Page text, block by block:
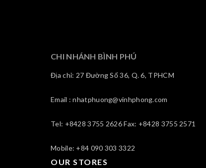
CHI NHÁNH BÌNH PHÚ
Địa chỉ: 27 Đường Số 36, Q. 6, TPHCM
Email : nhatphuong@vinhphong.com
Tel: +8428 3755 2626 Fax: +8428 3755 2571
Mobile: +84 090 303 3322
OUR STORES